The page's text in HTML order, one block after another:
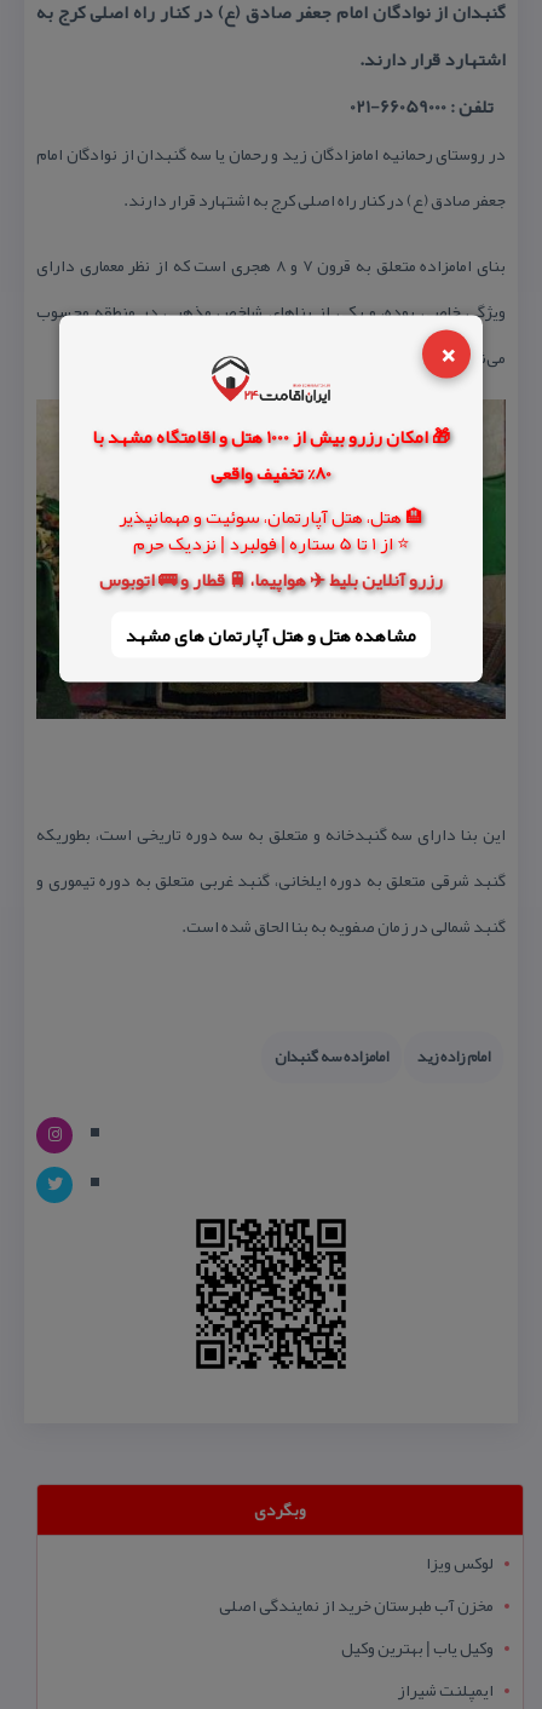
×
🎁 امکان رزرو بیش از 1000 هتل و اقامتگاه مشهد با
80% تخفیف واقعی
🏨 هتل، هتل آپارتمان، سوئیت و مهمانپذیر
⭐ از 1 تا 5 ستاره | فولبرد | نزدیک حرم
رزرو آنلاین بلیط ✈️ هواپیما، 🚆 قطار و 🚌 اتوبوس
مشاهده هتل و هتل‌ آپارتمان های مشهد
گنبدان از نوادگان امام جعفر صادق (ع) در كنار راه اصلی كرج به
اشتهارد قرار دارند.
تلفن : 66059000-021
در روستای رحمانیه امامزادگان زید و رحمان یا سه گنبدان از نوادگان امام
جعفر صادق (ع) در كنار راه اصلی كرج به اشتهارد قرار دارند.
بنای امامزاده متعلق به قرون ۷ و ۸ هجری است كه از نظر معماری دارای
وی‍ژگی خاصی بوده، و یكی از بناهای شاخص مذهبی در منطقه محسوب
می‌شود.
این بنا دارای سه گنبدخانه و متعلق به سه دوره تاریخی است، بطوریكه
گنبد شرقی متعلق به دوره ایلخانی، گنبد غربی متعلق به دوره تیموری و
گنبد شمالی در زمان صفویه به بنا الحاق شده است.
امام زاده زید امامزاده سه گنبدان
وبگردی
لوکس ویزا
مخزن آب طبرستان خرید از نمایندگی اصلی
وکیل یاب | بهترین وکیل
ایمپلنت شیراز